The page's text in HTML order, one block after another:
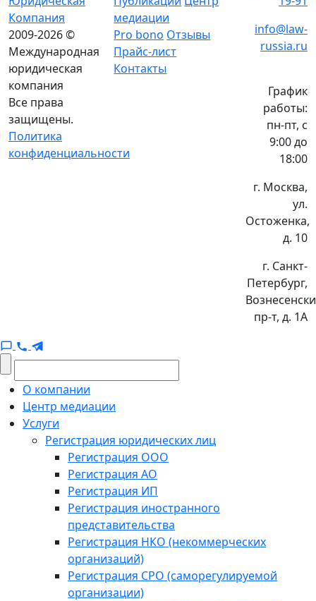
Компания
2009-2026 ©
Международная
юридическая
компания
Все права
защищены.
Политика
конфиденциальности
медиации
Pro bono Отзывы
Прайс-лист
Контакты
info@law-
russia.ru
График
работы:
пн-пт, с
9:00 до
18:00
г. Москва,
ул.
Остоженка,
д. 10
г. Санкт-
Петербург,
пр-т, д. 1А
О компании
Центр медиации
Услуги
Регистрация юридических лиц
Регистрация ООО
Регистрация АО
Регистрация ИП
Регистрация иностранного
представительства
Регистрация НКО (некоммерческих
организаций)
Регистрация СРО (саморегулируемой
организации)